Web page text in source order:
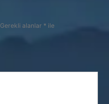
Gerekli alanlar * ile